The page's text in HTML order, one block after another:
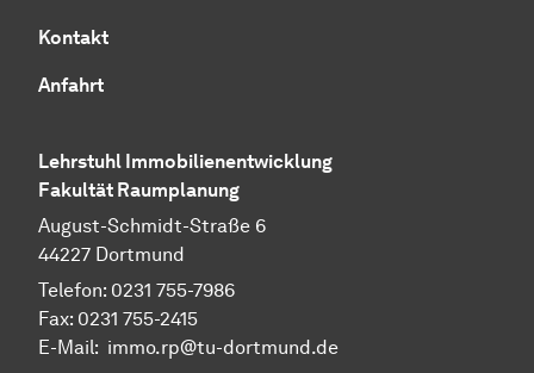
Kontakt
Anfahrt
Lehrstuhl Immobilienentwicklung
Fakultät Raumplanung
August-Schmidt-Straße 6
44227 Dortmund
Telefon: 0231 755-7986
Fax: 0231 755-2415
E-Mail: immo.rp@tu-dortmund.de